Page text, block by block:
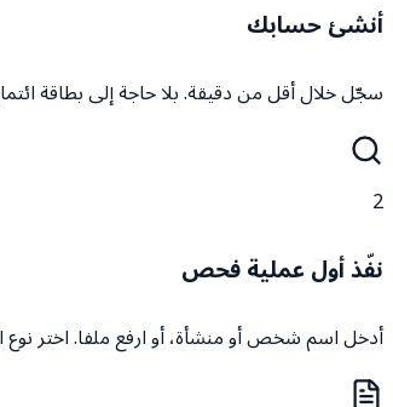
أنشئ حسابك
سجّل خلال أقل من دقيقة. بلا حاجة إلى بطاقة
2
نفّذ أول عملية فحص
أدخل اسم شخص أو منشأة، أو ارفع ملفا. اختر نوع